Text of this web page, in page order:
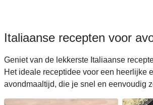
Italiaanse recepten voor
Geniet van de lekkerste Italiaanse
Het ideale receptidee voor een heerlijke
avondmaaltijd, die je snel en eenvoudig